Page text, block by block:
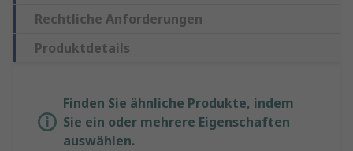
Rechtliche Anforderungen
Produktdetails
Finden Sie ähnliche Produkte, indem
Sie ein oder mehrere Eigenschaften
auswählen.